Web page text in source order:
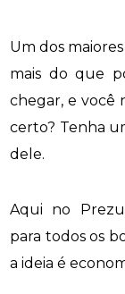
Um dos
mais do que
chegar, e você
certo? Tenha
dele.
Aqui no
para todos os
a ideia é